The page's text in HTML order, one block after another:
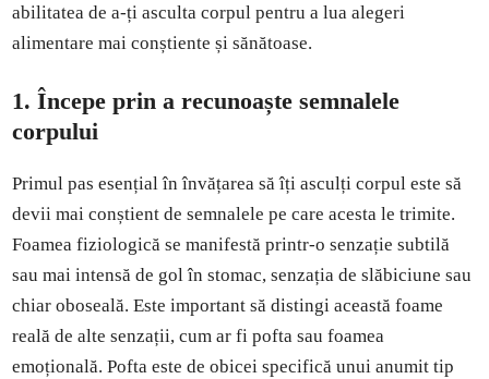
abilitatea de a-ți asculta corpul pentru a lua alegeri
alimentare mai conștiente și sănătoase.
1.Începe prin a recunoaște semnalele
corpului
Primul pas esențial în învățarea să îți asculți corpul este să
devii mai conștient de semnalele pe care acesta le trimite.
Foamea fiziologică se manifestă printr-o senzație subtilă
sau mai intensă de gol în stomac, senzația de slăbiciune sau
chiar oboseală. Este important să distingi această foame
reală de alte senzații, cum ar fi pofta sau foamea
emoțională. Pofta este de obicei specifică unui anumit tip